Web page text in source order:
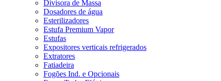
Divisora de Massa
Dosadores de água
Esterilizadores
Estufa Premium Vapor
Estufas
Expositores verticais refrigerados
Extratores
Fatiadeira
Fogões Ind. e Opcionais